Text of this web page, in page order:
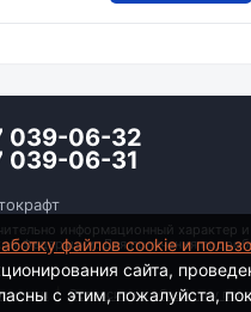
039-06-32
039-06-31
информационный характер
Федерации. Для получения
| Согласие на обработку
файлов cookie и
сайта,
с этим, пожалуйста,